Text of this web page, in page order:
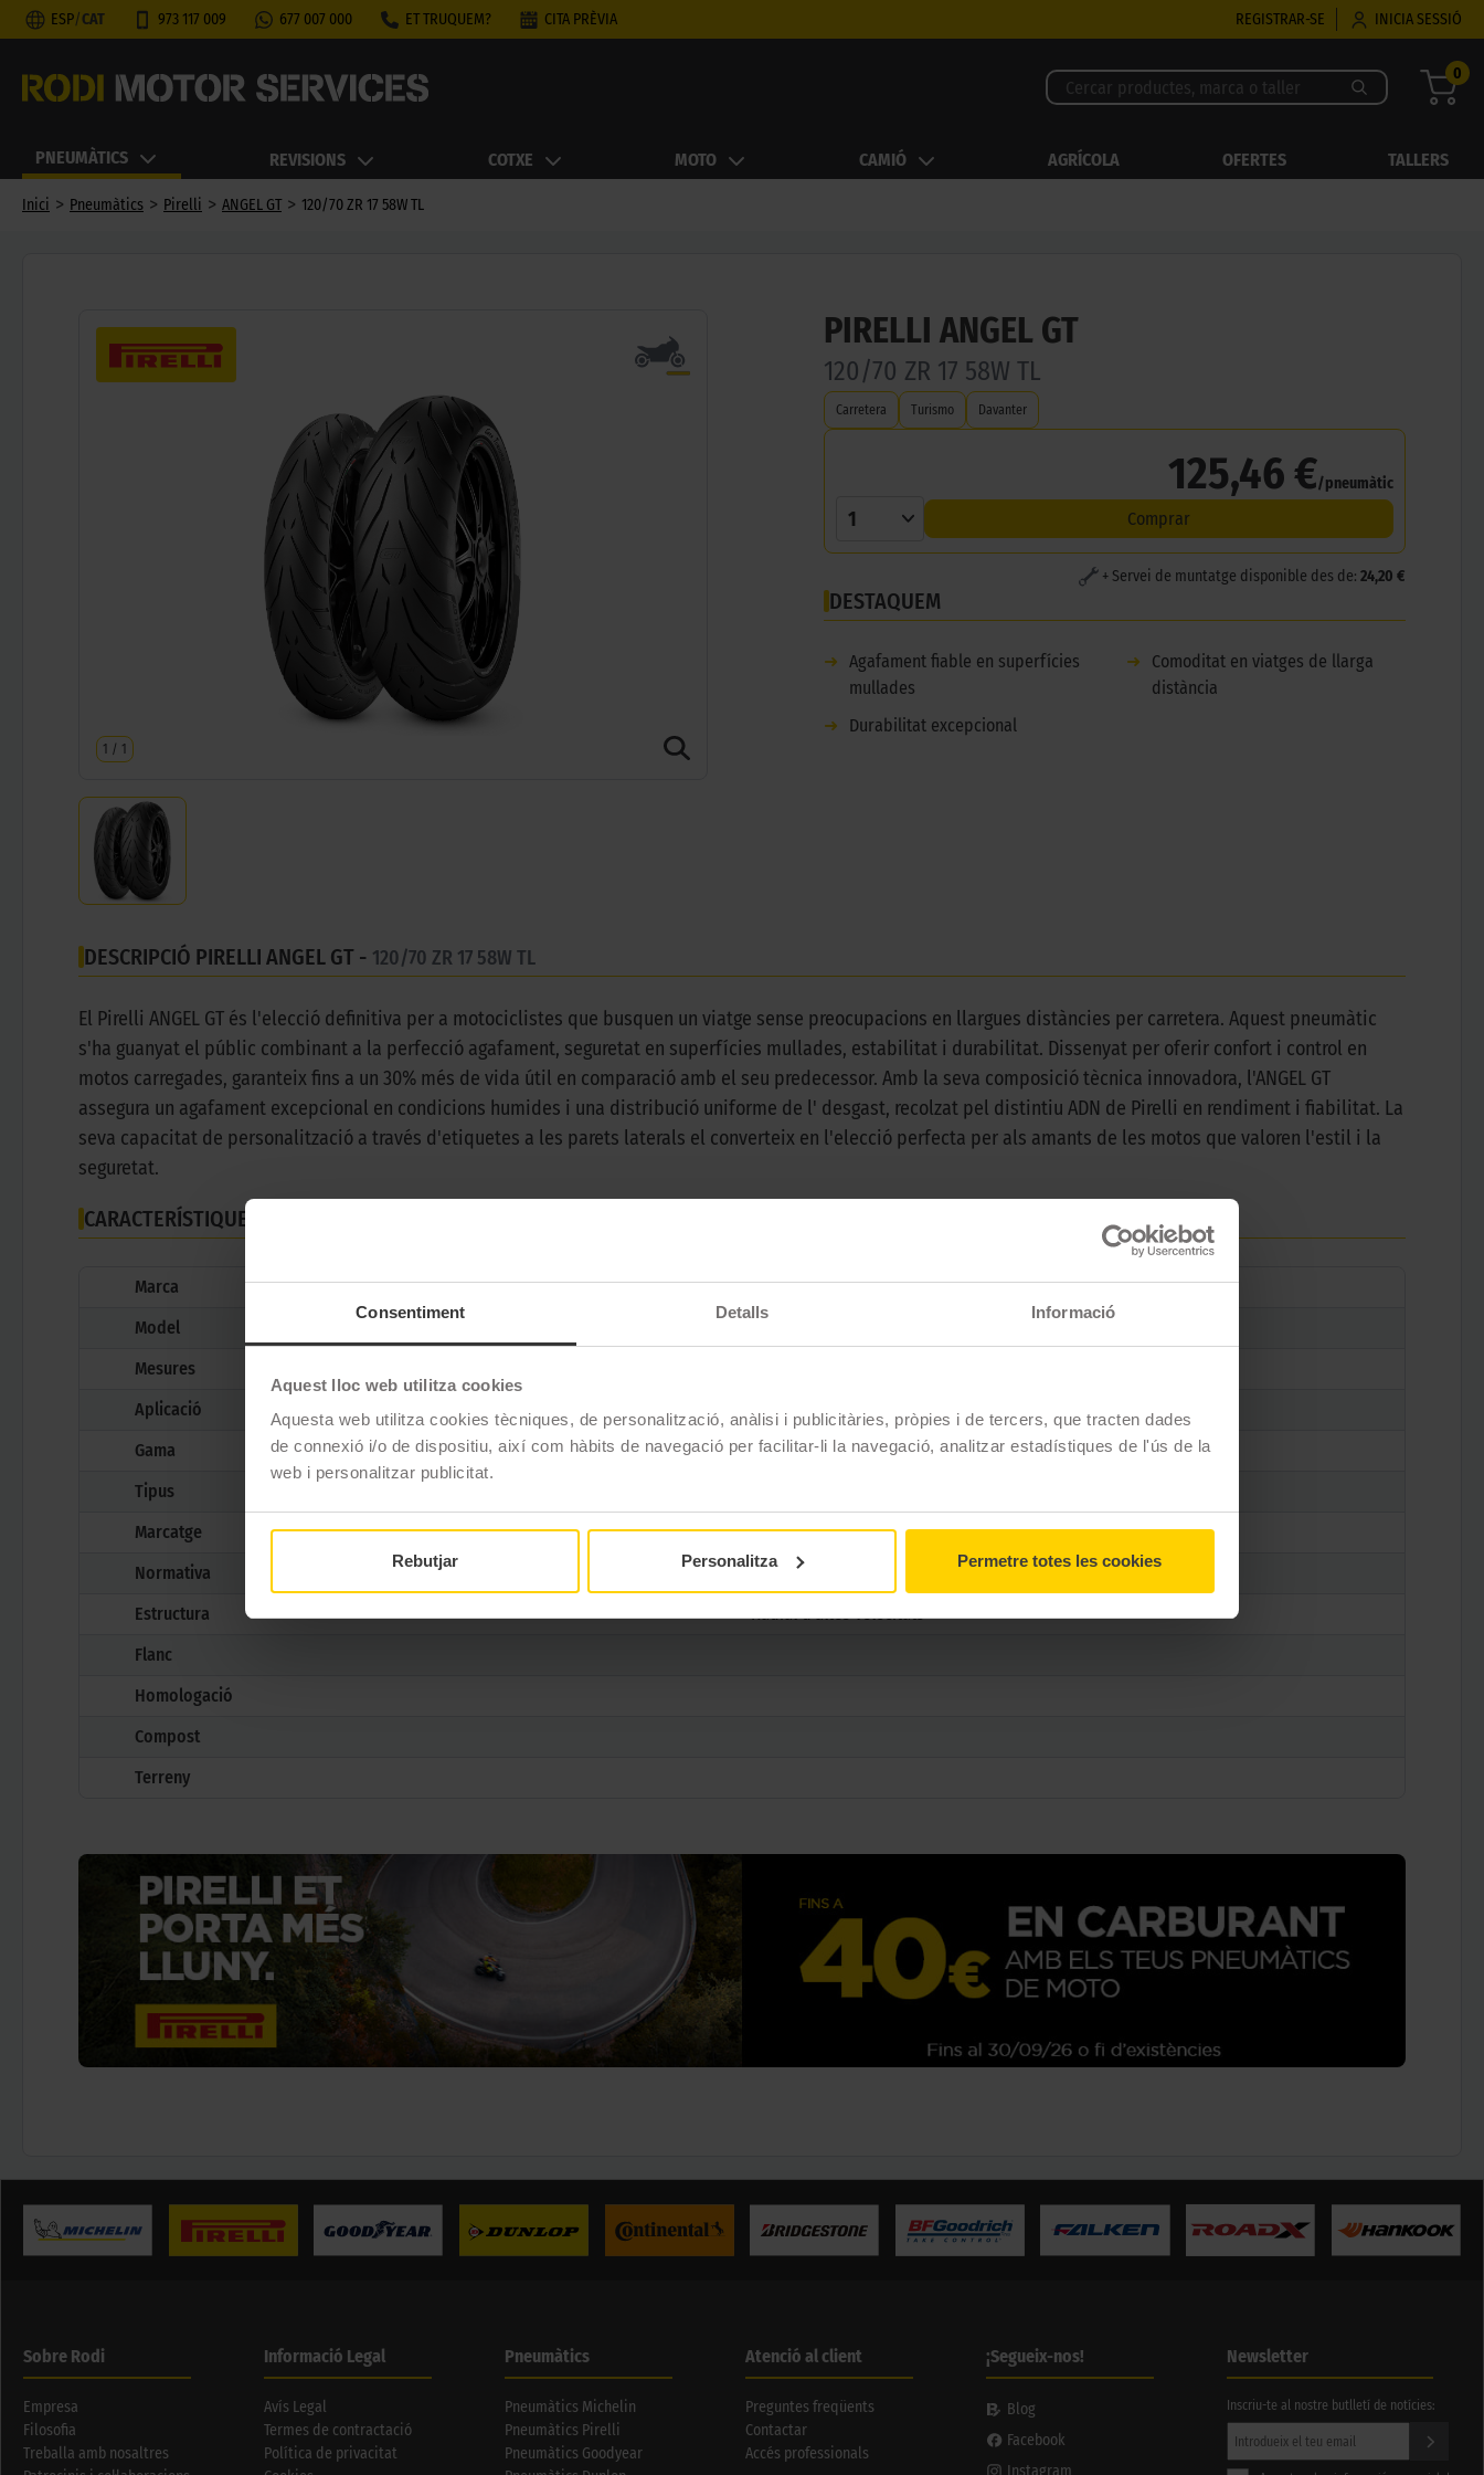
Consentiment Detalls Informació
Aquest lloc web utilitza cookies
Aquesta web utilitza cookies tècniques, de personalització, anàlisi i publicitàries, pròpies i de tercers, que tracten dades
de connexió i/o de dispositiu, així com hàbits de navegació per facilitar-li la navegació, analitzar estadístiques de l'ús de la
web i personalitzar publicitat.
Rebutjar Personalitza Permetre totes les cookies
ESP/CAT 973 117 009 677 007 000 ET TRUQUEM? CITA PRÈVIA REGISTRAR-SE INICIA SESSIÓ
0
PNEUMÀTICS REVISIONS COTXE MOTO CAMIÓ AGRÍCOLA OFERTES TALLERS
Inici > Pneumàtics > Pirelli > ANGEL GT > 120/70 ZR 17 58W TL
1 / 1
PIRELLI ANGEL GT
120/70 ZR 17 58W TL
Carretera Turismo Davanter
125,46 €/pneumàtic
1 Comprar
+ Servei de muntatge disponible des de: 24,20 €
DESTAQUEM
➜ Agafament fiable en superfícies
mullades
➜
Comoditat en viatges de llarga
distància
➜
Durabilitat excepcional
DESCRIPCIÓ PIRELLI ANGEL GT - 120/70 ZR 17 58W TL
El Pirelli ANGEL GT és l'elecció definitiva per a motociclistes que busquen un viatge sense preocupacions en llargues distàncies per carretera. Aquest pneumàtic
s'ha guanyat el públic combinant a la perfecció agafament, seguretat en superfícies mullades, estabilitat i durabilitat. Dissenyat per oferir confort i control en
motos carregades, garanteix fins a un 30% més de vida útil en comparació amb el seu predecessor. Amb la seva composició tècnica innovadora, l'ANGEL GT
assegura un agafament excepcional en condicions humides i una distribució uniforme de l' desgast, recolzat pel distintiu ADN de Pirelli en rendiment i fiabilitat. La
seva capacitat de personalització a través d'etiquetes a les parets laterals el converteix en l'elecció perfecta per als amants de les motos que valoren l'estil i la
seguretat.
CARACTERÍSTIQUES TÈCNIQUES
Marca
Pirelli
Model
Mesures
Aplicació
Davanter
Gama
Carretera
Tipus
Marcatge
Normativa
TL
Estructura
Radial d'altes velocitats
Flanc
Homologació
Compost
Terreny
Sobre Rodi
Empresa
Filosofia
Treballa amb nosaltres
Informació Legal
Avís Legal
Termes de contractació
Política de privacitat
Pneumàtics
Pneumàtics Michelin
Pneumàtics Pirelli
Pneumàtics Goodyear
Atenció al client
Preguntes freqüents
Contactar
Accés professionals
¡Segueix-nos!
Blog
Facebook
Newsletter
Inscriu-te al nostre butlletí de notícies: